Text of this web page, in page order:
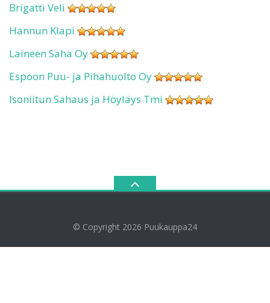
Brigatti Veli
Hannun Klapi
Laineen Saha Oy
Espoon Puu- ja Pihahuolto Oy
Isoniitun Sahaus ja Höyläys Tmi
© Copyright 2026 Puukauppa24